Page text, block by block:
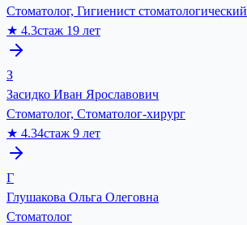
Стоматолог, Гигиенист стоматологический
★ 4.3стаж 19 лет
З
Засидко Иван Ярославович
Стоматолог, Стоматолог-хирург
★ 4.34стаж 9 лет
Г
Глушакова Ольга Олеговна
Стоматолог